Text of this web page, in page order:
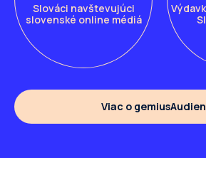
Slováci navštevujúci
slovenské online médiá
Viac o